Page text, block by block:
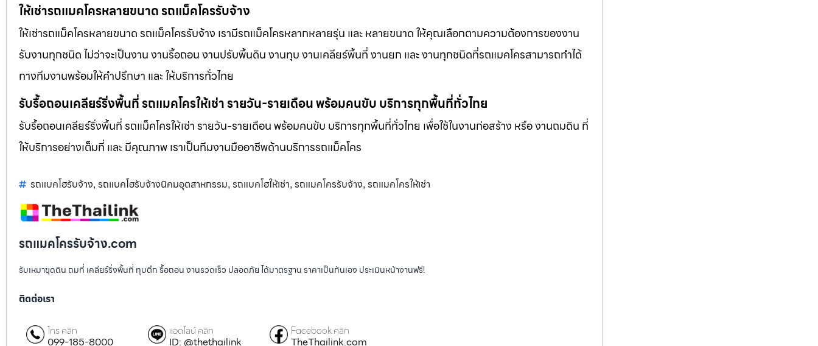
ให้เช่ารถแมคโครหลายขนาด รถแม็คโครรับจ้าง
ให้เช่ารถแม็คโครหลายขนาด รถแม็คโครรับจ้าง เรามีรถแม็คโครหลากหลายรุ่น และ หลายขนาด ให้คุณเลือกตามความต้องการของงาน
รับงานทุกชนิด ไม่ว่าจะเป็นงาน งานรื้อถอน งานปรับพื้นดิน งานทุบ งานเคลียร์พื้นที่ งานยก และ งานทุกชนิดที่รถแมคโครสามารถทำได้
ทางทีมงานพร้อมให้คำปรึกษา และ ให้บริการทั่วไทย
รับรื้อถอนเคลียร์ริ่งพื้นที่ รถแมคโครให้เช่า รายวัน-รายเดือน พร้อมคนขับ บริการทุกพื้นที่ทั่วไทย
รับรื้อถอนเคลียร์ริ่งพื้นที่ รถแม็คโครให้เช่า รายวัน-รายเดือน พร้อมคนขับ บริการทุกพื้นที่ทั่วไทย เพื่อใช้ในงานก่อสร้าง หรือ งานถมดิน ที่
ให้บริการอย่างเต็มที่ และ มีคุณภาพ เราเป็นทีมงานมืออาชีพด้านบริการรถแม็คโคร
รถแบคโฮรับจ้าง, รถแบคโฮรับจ้างนิคมอุตสาหกรรม, รถแบคโฮให้เช่า, รถแมคโครรับจ้าง, รถแมคโครให้เช่า
รถแมคโครรับจ้าง.com
รับเหมาขุดดิน ถมที่ เคลียร์ริ่งพื้นที่ ทุบตึก รื้อถอน งานรวดเร็ว ปลอดภัย ได้มาตรฐาน ราคาเป็นกันเอง ประเมินหน้างานฟรี!
ติดต่อเรา
โทร คลิก
099-185-8000
แอดไลน์ คลิก
ID: @thethailink
Facebook คลิก
TheThailink.com